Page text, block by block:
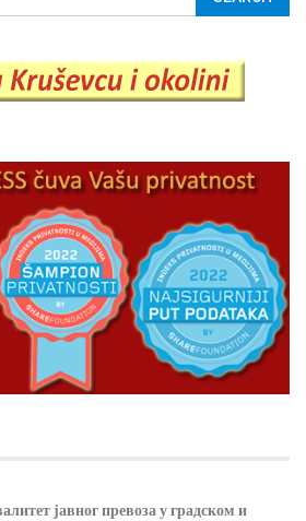
јавног превоза у градском и